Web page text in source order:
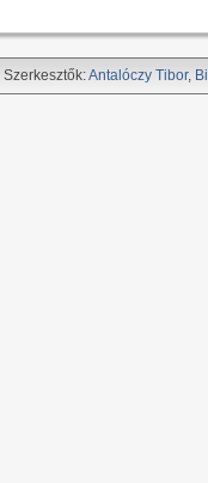
Szerkesztők:Antalóczy Tibor,